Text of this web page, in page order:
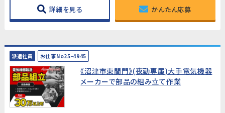
詳細を見る かんたん応募
派遣社員 お仕事No25-4945
《沼津市東間門》(夜勤専属)大手電気機器
メーカーで部品の組み立て作業